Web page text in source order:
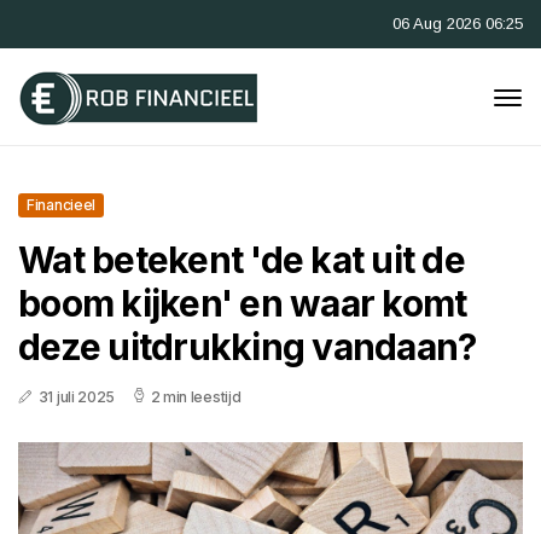
06 Aug 2026 06:25
Financieel
Wat betekent 'de kat uit de
boom kijken' en waar komt
deze uitdrukking vandaan?
31 juli 2025 2 min leestijd